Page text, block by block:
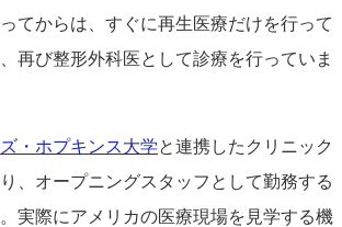
てからは、すぐに再生医療だけを行って
再び整形外科医として診療を行っていま
・ホプキンス大学と連携したクリニック
、オープニングスタッフとして勤務する
実際にアメリカの医療現場を見学する機